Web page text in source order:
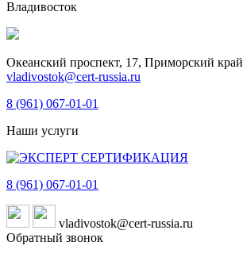
Владивосток
Океанский проспект, 17, Приморский край
vladivostok@cert-russia.ru
8 (961) 067-01-01
Наши услуги
8 (961) 067-01-01
vladivostok@cert-russia.ru
Обратный звонок